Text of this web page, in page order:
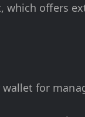
which offers
for